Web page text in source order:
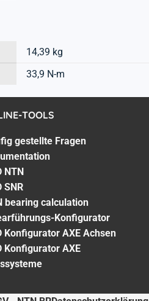
14,39 kg
33,9 N-m
TOOLS
gestellte Fragen
NTN
SNR
bearing calculation
Konfigurator
Konfigurator AXE Achsen
Konfigurator AXE